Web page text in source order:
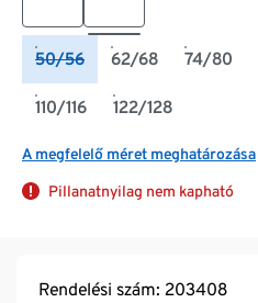
50/56 62/68 74/80
110/116 122/128
A megfelelő méret meghatározása
Pillanatnyilag nem kapható
Rendelési szám: 203408